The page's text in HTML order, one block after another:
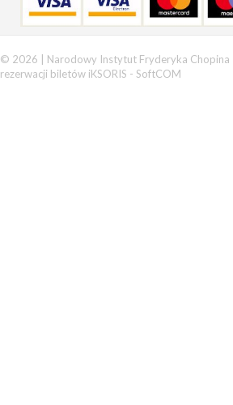
© 2026 | Narodowy Instytut Fryderyka Chopina |
rezerwacji biletów iKSORIS - SoftCOM